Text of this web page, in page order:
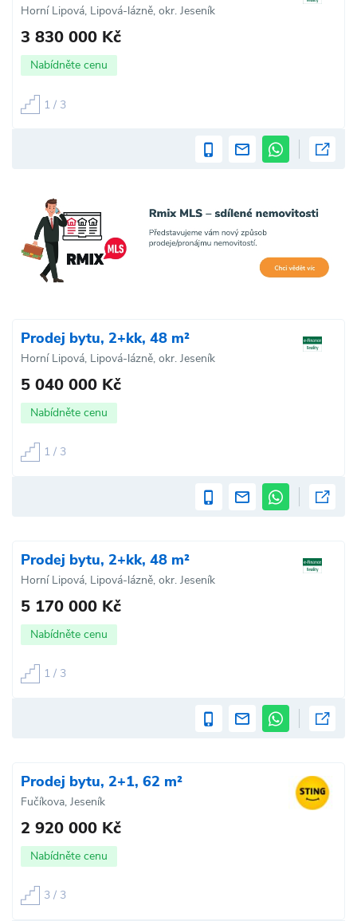
Horní Lipová, Lipová-lázně, okr. Jeseník
3 830 000 Kč
Nabídněte cenu
1 / 3
Prodej bytu, 2+kk, 48 m²
Horní Lipová, Lipová-lázně, okr. Jeseník
5 040 000 Kč
Nabídněte cenu
1 / 3
Prodej bytu, 2+kk, 48 m²
Horní Lipová, Lipová-lázně, okr. Jeseník
5 170 000 Kč
Nabídněte cenu
1 / 3
Prodej bytu, 2+1, 62 m²
Fučíkova, Jeseník
2 920 000 Kč
Nabídněte cenu
3 / 3